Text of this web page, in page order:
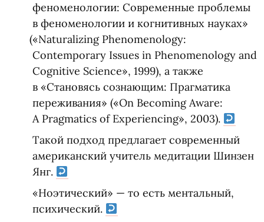
феноменологии: Современные проблемы
в феноменологии и когнитивных науках»
(«Naturalizing Phenomenology:
Contemporary Issues in Phenomenology and
Cognitive Science», 1999), а также
в «Становясь сознающим: Прагматика
переживания» («On Becoming Aware:
A Pragmatics of Experiencing», 2003).
Такой подход предлагает современный
американский учитель медитации Шинзен
Янг.
«Ноэтический» — то есть ментальный,
психический.